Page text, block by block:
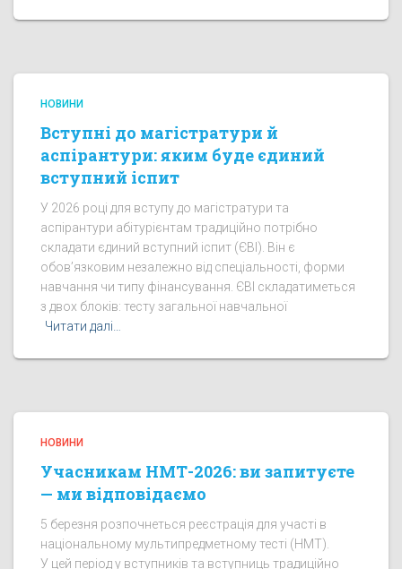
НОВИНИ
Вступні до магістратури й
аспірантури: яким буде єдиний
вступний іспит
У 2026 році для вступу до магістратури та
аспірантури абітурієнтам традиційно потрібно
складати єдиний вступний іспит (ЄВІ). Він є
обов’язковим незалежно від спеціальності, форми
навчання чи типу фінансування. ЄВІ складатиметься
з двох блоків: тесту загальної навчальної
Читати далі…
НОВИНИ
Учасникам НМТ-2026: ви запитуєте
— ми відповідаємо
5 березня розпочнеться реєстрація для участі в
національному мультипредметному тесті (НМТ).
У цей період у вступників та вступниць традиційно